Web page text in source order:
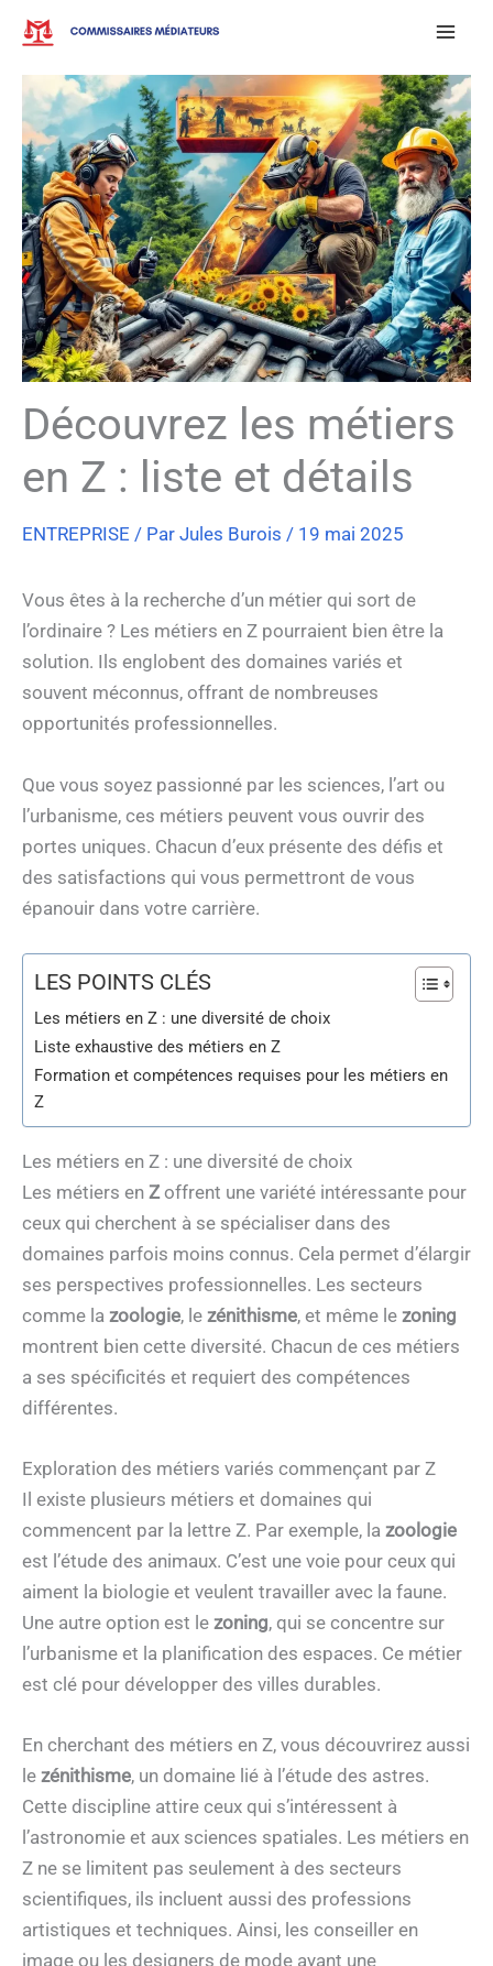
Aller
contenu
Découvrez les métiers
en Z : liste et détails
ENTREPRISE / Par Jules Burois / 19 mai 2025
Vous êtes à la recherche d’un métier qui sort de
l’ordinaire ? Les métiers en Z pourraient bien être la
solution. Ils englobent des domaines variés et
souvent méconnus, offrant de nombreuses
opportunités professionnelles.
Que vous soyez passionné par les sciences, l’art ou
l’urbanisme, ces métiers peuvent vous ouvrir des
portes uniques. Chacun d’eux présente des défis et
des satisfactions qui vous permettront de vous
épanouir dans votre carrière.
LES POINTS CLÉS
Les métiers en Z : une diversité de choix
Liste exhaustive des métiers en Z
Formation et compétences requises pour les métiers en
Z
Les métiers en Z : une diversité de choix
Les métiers en Zoffrent une variété intéressante pour
ceux qui cherchent à se spécialiser dans des
domaines parfois moins connus. Cela permet d’élargir
ses perspectives professionnelles. Les secteurs
comme la zoologie, le zénithisme, et même le zoning
montrent bien cette diversité. Chacun de ces métiers
a ses spécificités et requiert des compétences
différentes.
Exploration des métiers variés commençant par Z
Il existe plusieurs métiers et domaines qui
commencent par la lettre Z. Par exemple, la zoologie
est l’étude des animaux. C’est une voie pour ceux qui
aiment la biologie et veulent travailler avec la faune.
Une autre option est le zoning, qui se concentre sur
l’urbanisme et la planification des espaces. Ce métier
est clé pour développer des villes durables.
En cherchant des métiers en Z, vous découvrirez aussi
le zénithisme, un domaine lié à l’étude des astres.
Cette discipline attire ceux qui s’intéressent à
l’astronomie et aux sciences spatiales. Les métiers en
Z ne se limitent pas seulement à des secteurs
scientifiques, ils incluent aussi des professions
artistiques et techniques. Ainsi, les conseiller en
image ou les designers de mode ayant une